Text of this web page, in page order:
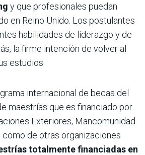
y que profesionales puedan
en Reino Unido. Los postulantes
habilidades de liderazgo y de
la firme intención de volver al
estudios.
internacional de becas del
maestrías que es financiado por
Exteriores, Mancomunidad
como de otras organizaciones
totalmente financiadas en